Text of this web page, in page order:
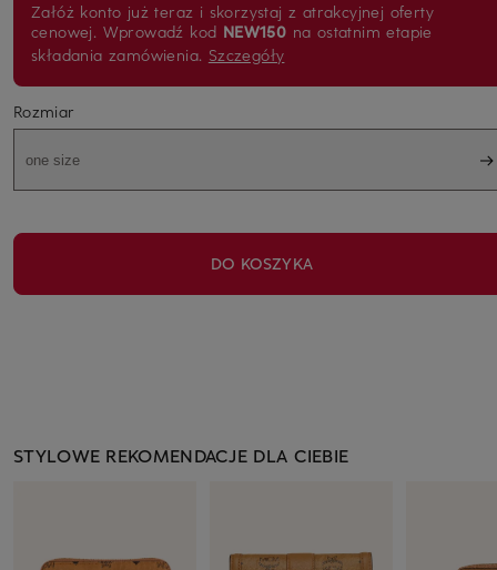
Załóż konto już teraz i skorzystaj z atrakcyjnej oferty
cenowej. Wprowadź kod NEW150 na ostatnim etapie
składania zamówienia. Szczegóły
Rozmiar
one size
DO KOSZYKA
STYLOWE REKOMENDACJE DLA CIEBIE